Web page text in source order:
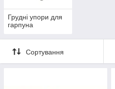
Грудні упори для
гарпуна
Сортування